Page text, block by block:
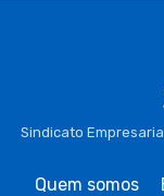
Sindicato
Quem somos